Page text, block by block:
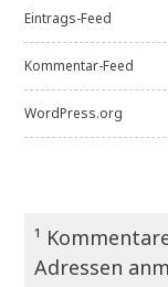
Eintrags-Feed
Kommentar-Feed
WordPress.org
¹
Adressen